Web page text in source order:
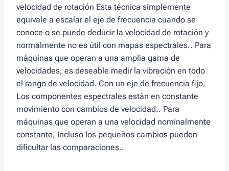
velocidad de rotación Esta técnica simplemente
equivale a escalar el eje de frecuencia cuando se
conoce o se puede deducir la velocidad de rotación y
normalmente no es útil con mapas espectrales.. Para
máquinas que operan a una amplia gama de
velocidades, es deseable medir la vibración en todo
el rango de velocidad. Con un eje de frecuencia fijo,
Los componentes espectrales están en constante
movimiento con cambios de velocidad.. Para
máquinas que operan a una velocidad nominalmente
constante, Incluso los pequeños cambios pueden
dificultar las comparaciones..